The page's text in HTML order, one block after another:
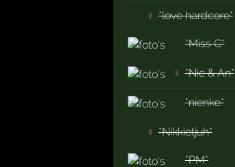
♀ *love hardcore*
*Miss C*
♀ *Nic & An*
*nienke*
♀ *Nikkietjuh*
*PM*